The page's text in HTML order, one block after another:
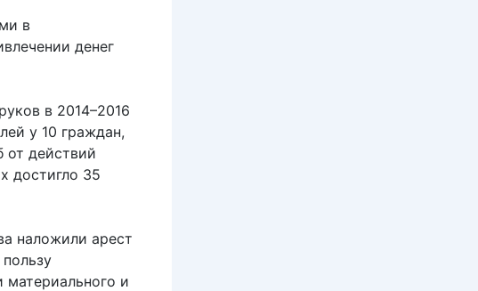
в
денег
в 2014–2016
у 10 граждан,
действий
достигло 35
наложили арест
и